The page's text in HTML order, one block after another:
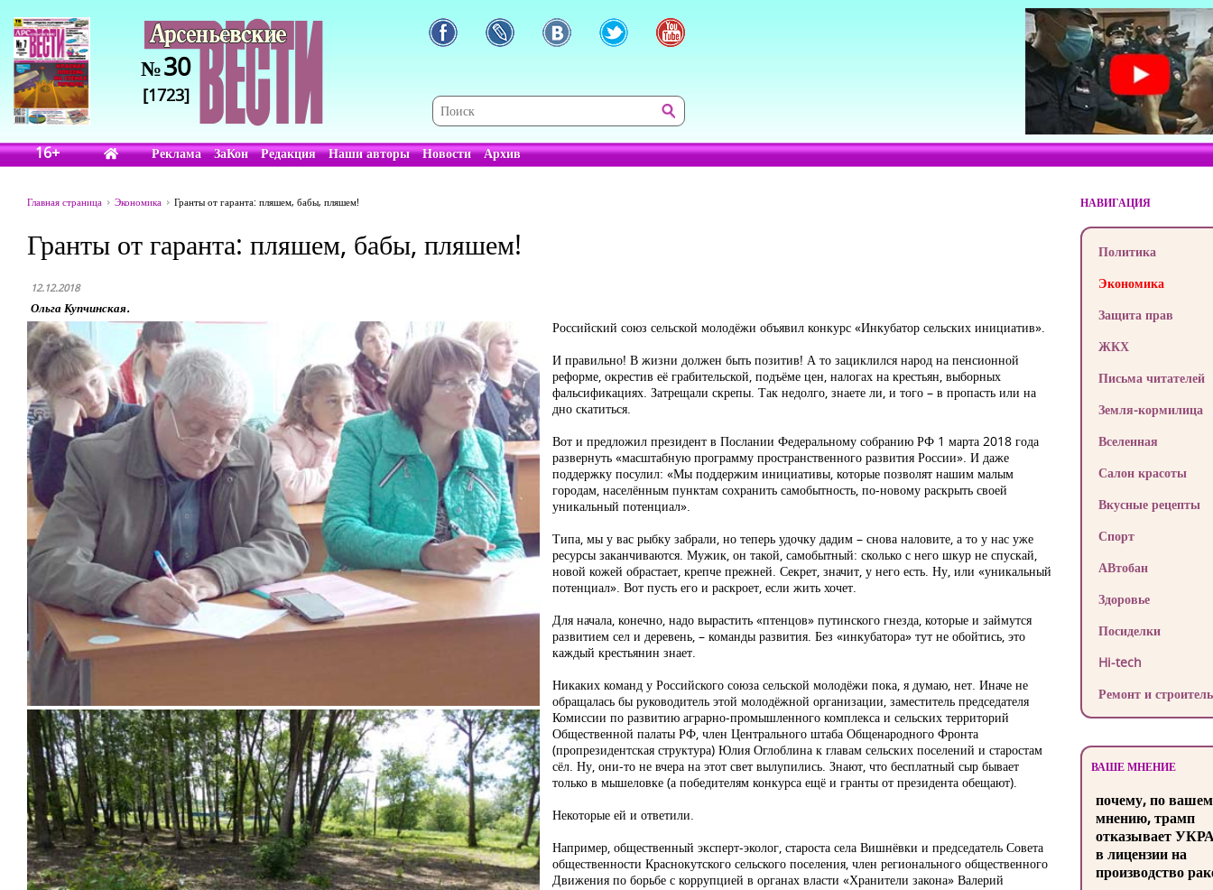
№30
[1723]
16+ Реклама ЗаКон Редакция Наши авторы Новости Архив
Главная страница Экономика Гранты от гаранта: пляшем, бабы, пляшем!
Гранты от гаранта: пляшем, бабы, пляшем!
12.12.2018
Ольга Купчинская.
Российский союз сельской молодёжи объявил конкурс «Инкубатор сельских инициатив».
И правильно! В жизни должен быть позитив! А то зациклился народ на пенсионной
реформе, окрестив её грабительской, подъёме цен, налогах на крестьян, выборных
фальсификациях. Затрещали скрепы. Так недолго, знаете ли, и того – в пропасть или на
дно скатиться.
Вот и предложил президент в Послании Федеральному собранию РФ 1 марта 2018 года
развернуть «масштабную программу пространственного развития России». И даже
поддержку посулил: «Мы поддержим инициативы, которые позволят нашим малым
городам, населённым пунктам сохранить самобытность, по-новому раскрыть своей
уникальный потенциал».
Типа, мы у вас рыбку забрали, но теперь удочку дадим – снова наловите, а то у нас уже
ресурсы заканчиваются. Мужик, он такой, самобытный: сколько с него шкур не спускай,
новой кожей обрастает, крепче прежней. Секрет, значит, у него есть. Ну, или «уникальный
потенциал». Вот пусть его и раскроет, если жить хочет.
Для начала, конечно, надо вырастить «птенцов» путинского гнезда, которые и займутся
развитием сел и деревень, – команды развития. Без «инкубатора» тут не обойтись, это
каждый крестьянин знает.
Никаких команд у Российского союза сельской молодёжи пока, я думаю, нет. Иначе не
обращалась бы руководитель этой молодёжной организации, заместитель председателя
Комиссии по развитию аграрно-промышленного комплекса и сельских территорий
Общественной палаты РФ, член Центрального штаба Общенародного Фронта
(пропрезидентская структура) Юлия Оглоблина к главам сельских поселений и старостам
сёл. Ну, они-то не вчера на этот свет вылупились. Знают, что бесплатный сыр бывает
только в мышеловке (а победителям конкурса ещё и гранты от президента обещают).
Некоторые ей и ответили.
Например, общественный эксперт-эколог, староста села Вишнёвки и председатель Совета
общественности Краснокутского сельского поселения, член регионального общественного
Движения по борьбе с коррупцией в органах власти «Хранители закона» Валерий
НАВИГАЦИЯ
Политика
Экономика
Защита прав
ЖКХ
Письма читателей
Земля-кормилица
Вселенная
Салон красоты
Вкусные рецепты
Спорт
АВтобан
Здоровье
Посиделки
Hi-tech
Ремонт и
ВАШЕ МНЕНИЕ
почему, по
мнению, трамп
отказывает
в лицензии на
производство